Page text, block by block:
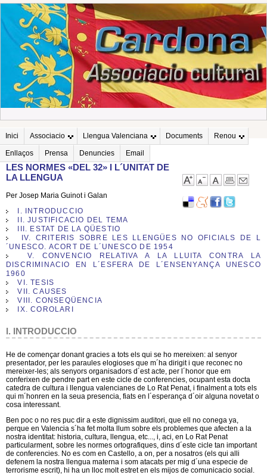
Inici Associacio Llengua Valenciana Documents Renou
Enllaços Prensa Denuncies Email
LES NORMES «DEL 32» I L´UNITAT DE
LA LLENGUA
Per Josep Maria Guinot i Galan
I. INTRODUCCIO
II. JUSTIFICACIO DEL TEMA
III. ESTAT DE LA QÜESTIO
IV. CRITERIS SOBRE LES LLENGÜES NO OFICIALS DE L
´UNESCO. ACORT DE L´UNESCO DE 1954
V. CONVENCIO RELATIVA A LA LLUITA CONTRA LA
DISCRIMINACIO EN L´ESFERA DE L´ENSENYANÇA UNESCO
1960
VI. TESIS
VII. CAUSES
VIII. CONSEQÜENCIA
IX. COROLARI
I. INTRODUCCIO
He de començar donant gracies a tots els qui se ho mereixen: al senyor
presentador, per les paraules elogioses que m´ha dirigit i que reconec no
mereixer-les; als senyors organisadors d´est acte, per l´honor que em
conferixen de pendre part en este cicle de conferencies, ocupant esta docta
catedra de cultura i llengua valencianes de Lo Rat Penat, i finalment a tots els
qui m´honren en la seua presencia, fiats en l´esperança d´oir alguna novetat o
cosa interessant.
Ben poc o no res puc dir a este dignissim auditori, que ell no conega ya,
perque en Valencia s´ha fet molta llum sobre els problemes que afecten a la
nostra identitat: historia, cultura, llengua, etc..., i, aci, en Lo Rat Penat
particularment, sobre les normes ortografiques, dins d´este cicle tan important
de conferencies. No es com en Castello, a on, per a nosatros (els qui alli
defenem la nostra llengua materna i som atacats per mig d´una especie de
terrorisme escrit), hi ha un lloc molt estret en els mijos de comunicacio social.